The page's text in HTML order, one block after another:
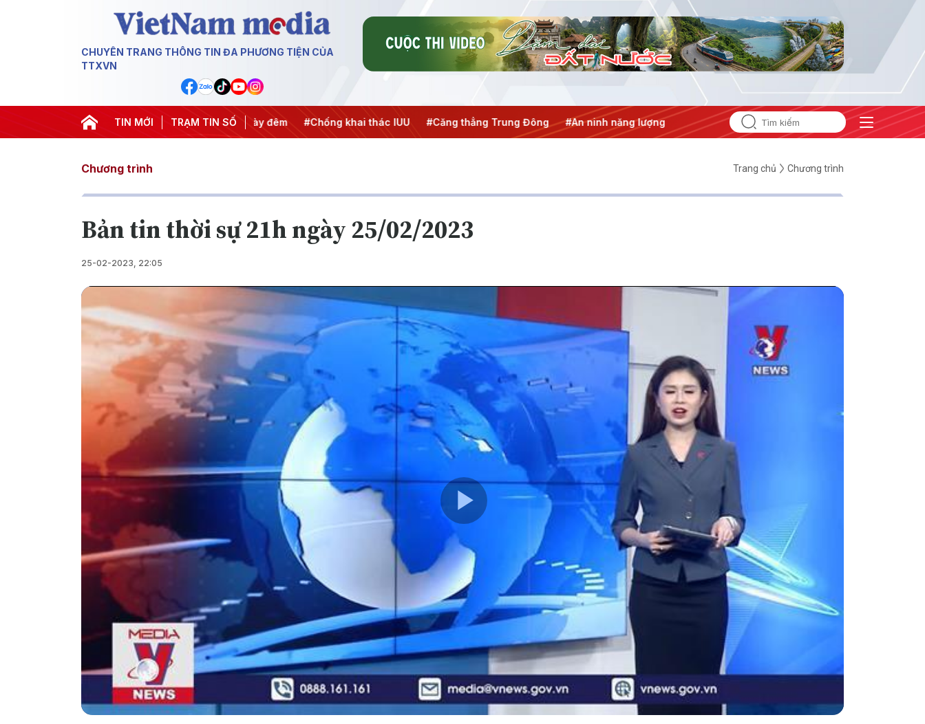
CHUYÊN TRANG THÔNG TIN ĐA PHƯƠNG TIỆN CỦA
TTXVN
TIN MỚI TRẠM TIN SỐ
thành hành động #Chiến dịch 500 ngày đêm #Chống khai thác IUU #Căng thẳng Trung Đông #An ninh năng lượng #Bảo vệ nền tảng tư tưởng của Đảng
Chương trình Trang chủ Chương trình
Bản tin thời sự 21h ngày 25/02/2023
25-02-2023, 22:05
Play
Video